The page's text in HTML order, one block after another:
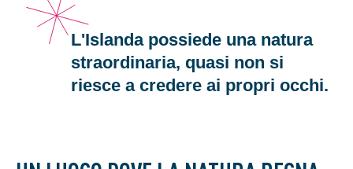
L'Islanda possiede una natura
straordinaria, quasi non si
riesce a credere ai propri occhi.